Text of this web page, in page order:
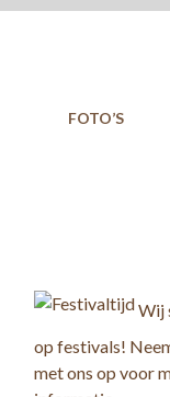
FOTO’S
Wij
op festivals!
met ons op voor